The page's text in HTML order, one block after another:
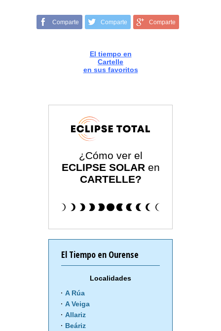
Comparte Comparte Comparte
El tiempo en
Cartelle
en sus favoritos
¿Cómo ver el
ECLIPSE SOLAR en
CARTELLE?
El Tiempo en Ourense
Localidades
A Rúa
A Veiga
Allariz
Beáriz